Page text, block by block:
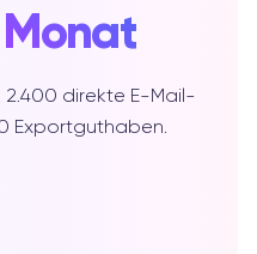
direkte E-Mail-
Exportguthaben.